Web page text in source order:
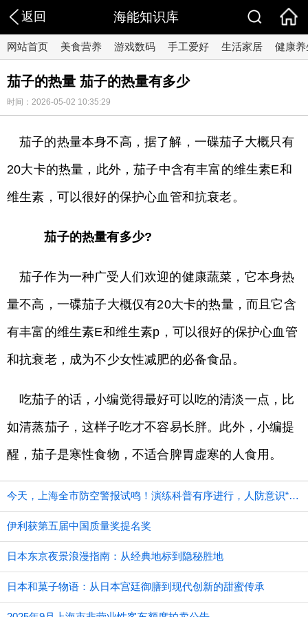
返回 海能知识库
网站首页 美食营养 游戏数码 手工爱好 生活家居 健康养
茄子的热量 茄子的热量有多少
时间：2026-05-02 10:35:29
茄子的热量本身不高，据了解，一碟茄子大概只有
20大卡的热量，此外，茄子中含有丰富的维生素E和
维生素，可以很好的保护心血管和抗衰老。
茄子的热量有多少?
茄子作为一种广受人们欢迎的健康蔬菜，它本身热
量不高，一碟茄子大概仅有20大卡的热量，而且它含
有丰富的维生素E和维生素p，可以很好的保护心血管
和抗衰老，成为不少女性减肥的必备食品。
吃茄子的话，小编觉得最好可以吃的清淡一点，比
如清蒸茄子，这样子吃才不容易长胖。此外，小编提
醒，茄子是寒性食物，不适合脾胃虚寒的人食用。
今天，上海全市防空警报试鸣！演练科普有序进行，人防意识“声入人心”
伊利获第五届中国质量奖提名奖
日本东京夜景浪漫指南：从经典地标到隐秘胜地
日本和菓子物语：从日本宫廷御膳到现代创新的甜蜜传承